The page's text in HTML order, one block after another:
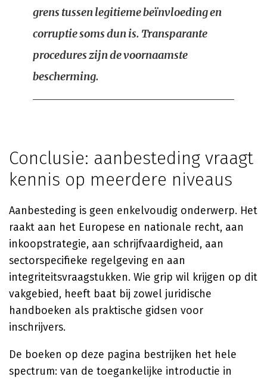
grens tussen legitieme beïnvloeding en
corruptie soms dun is. Transparante
procedures zijn de voornaamste
bescherming.
Conclusie: aanbesteding vraagt
kennis op meerdere niveaus
Aanbesteding is geen enkelvoudig onderwerp. Het
raakt aan het Europese en nationale recht, aan
inkoopstrategie, aan schrijfvaardigheid, aan
sectorspecifieke regelgeving en aan
integriteitsvraagstukken. Wie grip wil krijgen op dit
vakgebied, heeft baat bij zowel juridische
handboeken als praktische gidsen voor
inschrijvers.
De boeken op deze pagina bestrijken het hele
spectrum: van de toegankelijke introductie in